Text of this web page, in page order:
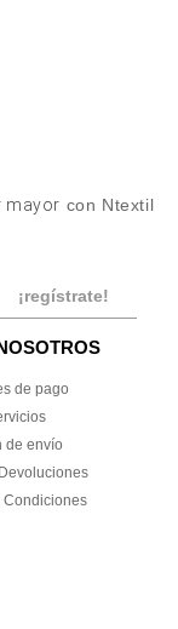
mayor con Ntextil
¡regístrate!
de pago
de envío
Condiciones